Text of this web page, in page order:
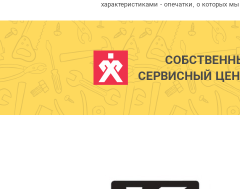
характеристиками - опечатки, о которых
СЕРВИСНЫЙ